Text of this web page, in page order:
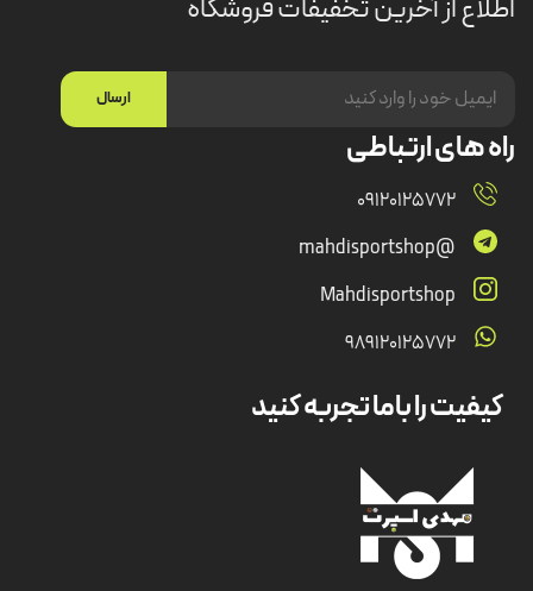
اطلاع از آخرین تخفیفات فروشگاه
ارسال
راه های ارتباطی
09120125772
@mahdisportshop
Mahdisportshop
989120125772
کیفیت را باما تجربه کنید